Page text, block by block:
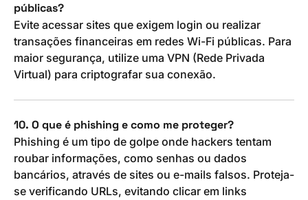
públicas?
Evite acessar sites que exigem login ou realizar
transações financeiras em redes Wi-Fi públicas. Para
maior segurança, utilize uma VPN (Rede Privada
Virtual) para criptografar sua conexão.
10. O que é phishing e como me proteger?
Phishing é um tipo de golpe onde hackers tentam
roubar informações, como senhas ou dados
bancários, através de sites ou e-mails falsos. Proteja-
se verificando URLs, evitando clicar em links